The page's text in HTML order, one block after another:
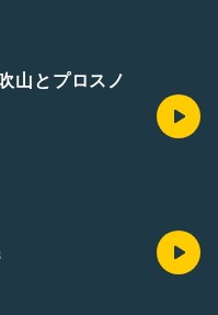
山とプロスノ